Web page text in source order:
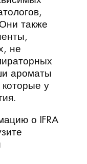
также
не
ароматы
у
о IFRA